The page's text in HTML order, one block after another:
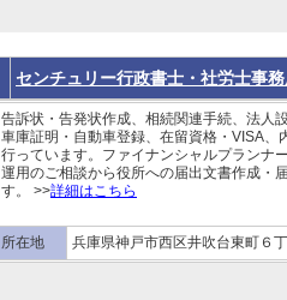
センチュリー行政書士・社労士事
告訴状・告発状作成、相続関連手続、法人
車庫証明・自動車登録、在留資格・VISA
行っています。ファイナンシャルプランナ
運用のご相談から役所への届出文書作成・
す。 >>詳細はこちら
所在地 兵庫県神戸市西区井吹台東町６